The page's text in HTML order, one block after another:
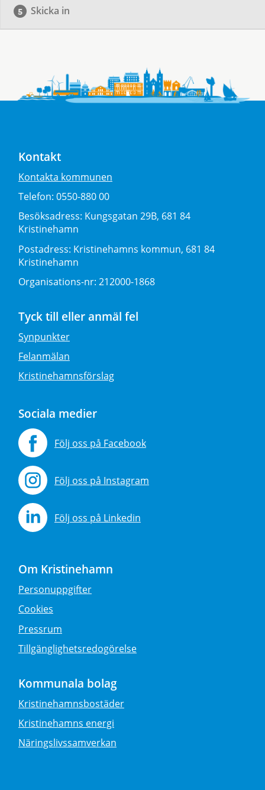
Skicka in
Kontakt
Kontakta kommunen
Telefon: 0550-880 00
Besöksadress: Kungsgatan 29B, 681 84
Kristinehamn
Postadress: Kristinehamns kommun, 681 84
Kristinehamn
Organisations-nr: 212000-1868
Tyck till eller anmäl fel
Synpunkter
Felanmälan
Kristinehamnsförslag
Sociala medier
Följ oss på Facebook
Följ oss på Instagram
Följ oss på Linkedin
Om Kristinehamn
Personuppgifter
Cookies
Pressrum
Tillgänglighetsredogörelse
Kommunala bolag
Kristinehamnsbostäder
Kristinehamns energi
Näringslivssamverkan